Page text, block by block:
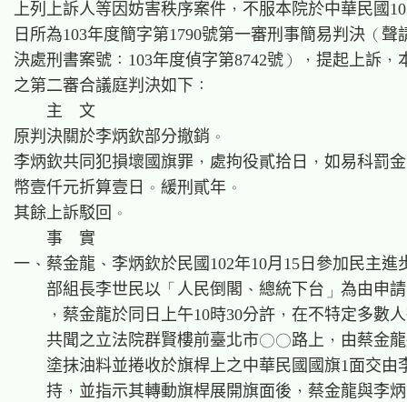
上列上訴人等因妨害秩序案件，不服本院於中華民國
日所為103年度簡字第1790號第一審刑事簡易判決（聲
決處刑書案號：103年度偵字第8742號），提起上訴，
之第二審合議庭判決如下：
    主  文
原判決關於李炳欽部分撤銷。
李炳欽共同犯損壞國旗罪，處拘役貳拾日，如易科罰
幣壹仟元折算壹日。緩刑貳年。
其餘上訴駁回。
    事  實
一、蔡金龍、李炳欽於民國102年10月15日參加民主進
部組長李世民以「人民倒閣、總統下台」為由申
，蔡金龍於同日上午10時30分許，在不特定多數
共聞之立法院群賢樓前臺北市○○路上，由蔡金
塗抹油料並捲收於旗桿上之中華民國國旗1面交由
持，並指示其轉動旗桿展開旗面後，蔡金龍與李